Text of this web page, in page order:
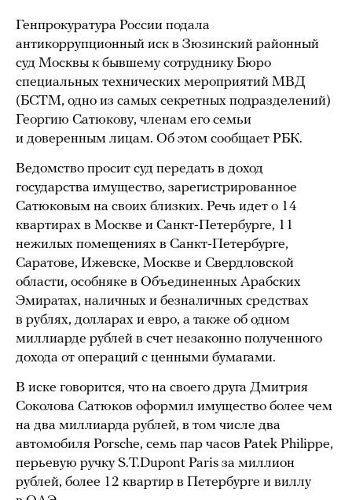
Генпрокуратура России подала
антикоррупционный иск в Зюзинский районный
суд Москвы к бывшему сотруднику Бюро
специальных технических мероприятий МВД
(БСТМ, одно из самых секретных подразделений)
Георгию Сатюкову, членам его семьи
и доверенным лицам. Об этом сообщает РБК.
Ведомство просит суд передать в доход
государства имущество, зарегистрированное
Сатюковым на своих близких. Речь идет о 14
квартирах в Москве и Санкт-Петербурге, 11
нежилых помещениях в Санкт-Петербурге,
Саратове, Ижевске, Москве и Свердловской
области, особняке в Объединенных Арабских
Эмиратах, наличных и безналичных средствах
в рублях, долларах и евро, а также об одном
миллиарде рублей в счет незаконно полученного
дохода от операций с ценными бумагами.
В иске говорится, что на своего друга Дмитрия
Соколова Сатюков оформил имущество более чем
на два миллиарда рублей, в том числе два
автомобиля Porsche, семь пар часов Patek Philippe,
перьевую ручку S.T.Dupont Paris за миллион
рублей, более 12 квартир в Петербурге и виллу